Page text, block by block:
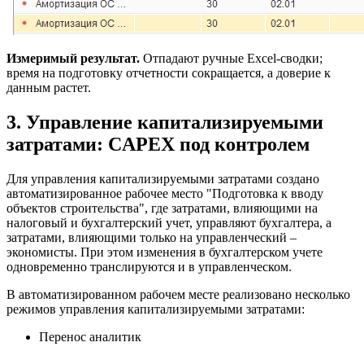
Измеримый результат. Отпадают ручные Excel‑сводки;
время на подготовку отчетности сокращается, а доверие к
данным растет.
3. Управление капитализируемыми
затратами: CAPEX под контролем
Для управления капитализируемыми затратами создано
автоматизированное рабочее место "Подготовка к вводу
объектов строительства", где затратами, влияющими на
налоговый и бухгалтерский учет, управляют бухгалтера, а
затратами, влияющими только на управленческий –
экономисты. При этом изменения в бухгалтерском учете
одновременно транслируются и в управленческом.
В автоматизированном рабочем месте реализовано несколько
режимов управления капитализируемыми затратами:
Перенос аналитик